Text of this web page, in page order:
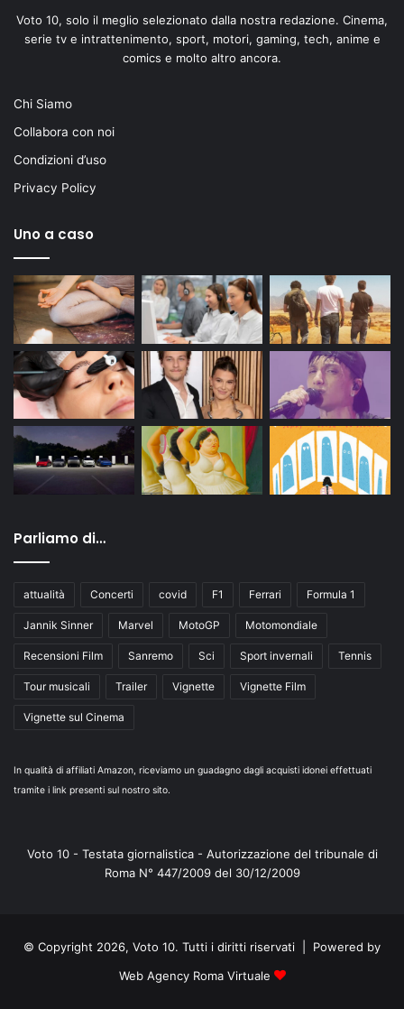
Voto 10, solo il meglio selezionato dalla nostra redazione. Cinema,
serie tv e intrattenimento, sport, motori, gaming, tech, anime e
comics e molto altro ancora.
Chi Siamo
Collabora con noi
Condizioni d’uso
Privacy Policy
Uno a caso
Parliamo di…
attualità Concerti covid F1 Ferrari Formula 1
Jannik Sinner Marvel MotoGP Motomondiale
Recensioni Film Sanremo Sci Sport invernali Tennis
Tour musicali Trailer Vignette Vignette Film
Vignette sul Cinema
In qualità di affiliati Amazon, riceviamo un guadagno dagli acquisti idonei effettuati
tramite i link presenti sul nostro sito.
Voto 10 - Testata giornalistica - Autorizzazione del tribunale di
Roma N° 447/2009 del 30/12/2009
© Copyright 2026, Voto 10. Tutti i diritti riservati | Powered by
Web Agency Roma Virtuale